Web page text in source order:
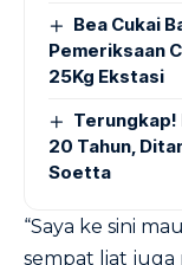
Bea Cukai
Pemeriksaan
25Kg Ekstasi
Terungkap!
20 Tahun,
Soetta
“Saya ke sini
sempat liat juga